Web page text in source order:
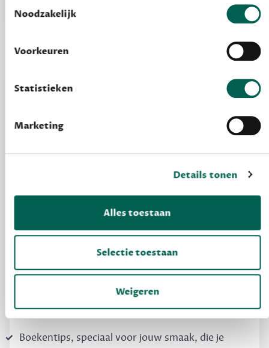
gebeurt, en er niet onnodig data van je wordt
verwerkt. Gevoelige persoonsgegevens delen we
Noodzakelijk
Voorkeuren
Statistieken
Marketing
Details tonen
Alles toestaan
Selectie toestaan
Weigeren
kijken of het zou bevallen (maar dit hoeft niet)
MAAK GRATIS KENNIS
Dewey Free
Krijg boekentips, persoonlijk voor jou en je
Schrijf nu gratis in
Boekentips, speciaal voor jouw smaak, die je